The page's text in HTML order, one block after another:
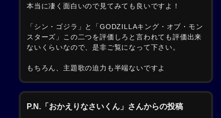
本当に凄く面白いので見てみても良いですよ！
「シン・ゴジラ」と「GODZILLAキング・オブ・モン
スターズ」この二つを評価しろと言われても評価出来
ないくらいなので、是非ご覧になって下さい。
もちろん、主題歌の迫力も半端ないですよ
P.N.「おかえりなさいくん」さんからの投稿